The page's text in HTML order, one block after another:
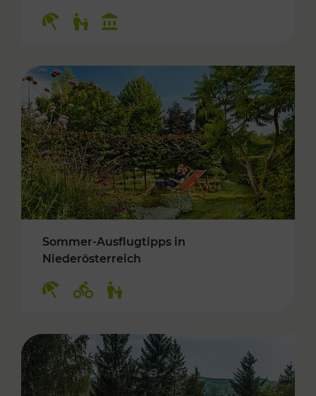
Sommer-Ausflugtipps in
Niederösterreich